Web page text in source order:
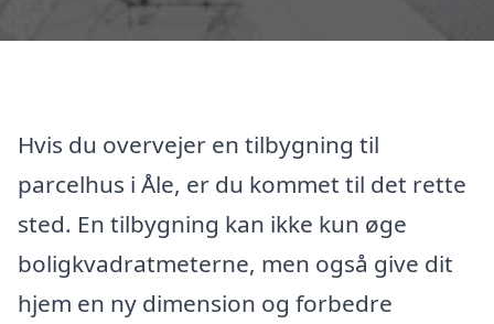
Hvis du overvejer en tilbygning til
parcelhus i Åle, er du kommet til det rette
sted. En tilbygning kan ikke kun øge
boligkvadratmeterne, men også give dit
hjem en ny dimension og forbedre